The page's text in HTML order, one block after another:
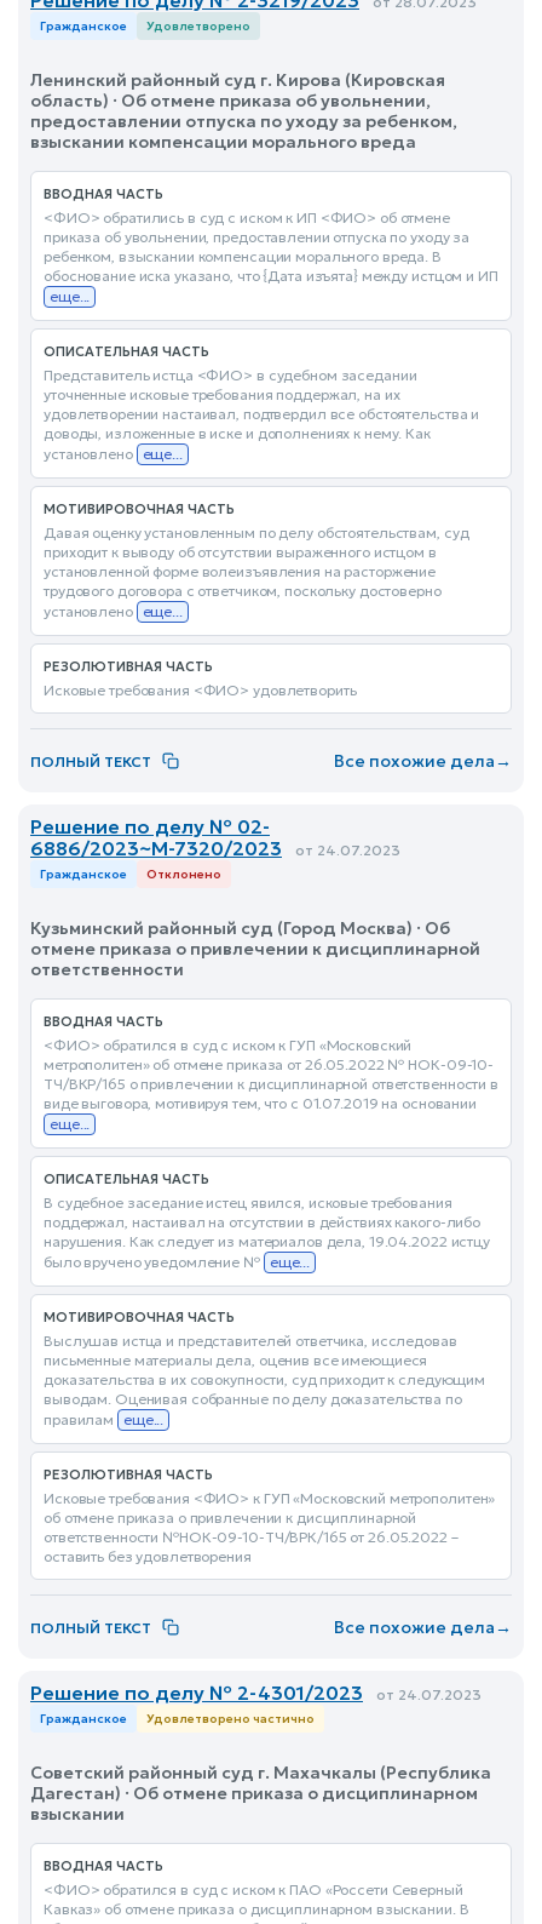
Гражданское Удовлетворено
Ленинский районный суд г. Кирова (Кировская
область) · Об отмене приказа об увольнении,
предоставлении отпуска по уходу за ребенком,
взыскании компенсации морального вреда
ВВОДНАЯ ЧАСТЬ
<ФИО> обратились в суд с иском к ИП <ФИО> об отмене
приказа об увольнении, предоставлении отпуска по уходу за
ребенком, взыскании компенсации морального вреда. В
обоснование иска указано, что {Дата изъята} между истцом и ИП
еще...
ОПИСАТЕЛЬНАЯ ЧАСТЬ
Представитель истца <ФИО> в судебном заседании
уточненные исковые требования поддержал, на их
удовлетворении настаивал, подтвердил все обстоятельства и
доводы, изложенные в иске и дополнениях к нему. Как
установлено еще...
МОТИВИРОВОЧНАЯ ЧАСТЬ
Давая оценку установленным по делу обстоятельствам, суд
приходит к выводу об отсутствии выраженного истцом в
установленной форме волеизъявления на расторжение
трудового договора с ответчиком, поскольку достоверно
установлено еще...
РЕЗОЛЮТИВНАЯ ЧАСТЬ
Исковые требования <ФИО> удовлетворить
ПОЛНЫЙ ТЕКСТ Все похожие дела→
Решение по делу № 02-
6886/2023~М-7320/2023
от 24.07.2023
Гражданское Отклонено
Кузьминский районный суд (Город Москва) · Об
отмене приказа о привлечении к дисциплинарной
ответственности
ВВОДНАЯ ЧАСТЬ
<ФИО> обратился в суд с иском к ГУП «Московский
метрополитен» об отмене приказа от 26.05.2022 № НОК-09-10-
ТЧ/ВКР/165 о привлечении к дисциплинарной ответственности в
виде выговора, мотивируя тем, что с 01.07.2019 на основании
еще...
ОПИСАТЕЛЬНАЯ ЧАСТЬ
В судебное заседание истец явился, исковые требования
поддержал, настаивал на отсутствии в действиях какого-либо
нарушения. Как следует из материалов дела, 19.04.2022 истцу
было вручено уведомление № еще...
МОТИВИРОВОЧНАЯ ЧАСТЬ
Выслушав истца и представителей ответчика, исследовав
письменные материалы дела, оценив все имеющиеся
доказательства в их совокупности, суд приходит к следующим
выводам. Оценивая собранные по делу доказательства по
правилам
еще...
РЕЗОЛЮТИВНАЯ ЧАСТЬ
Исковые требования <ФИО> к ГУП «Московский метрополитен»
об отмене приказа о привлечении к дисциплинарной
ответственности №НОК-09-10-ТЧ/ВРК/165 от 26.05.2022 –
оставить без удовлетворения
ПОЛНЫЙ ТЕКСТ Все похожие дела→
Решение по делу № 2-4301/2023 от 24.07.2023
Гражданское Удовлетворено частично
Советский районный суд г. Махачкалы (Республика
Дагестан) · Об отмене приказа о дисциплинарном
взыскании
ВВОДНАЯ ЧАСТЬ
<ФИО> обратился в суд с иском к ПАО «Россети Северный
Кавказ» об отмене приказа о дисциплинарном взыскании. В